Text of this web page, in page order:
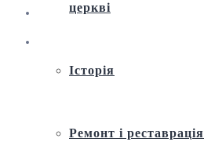
церкві
Історія
Ремонт і реставрація